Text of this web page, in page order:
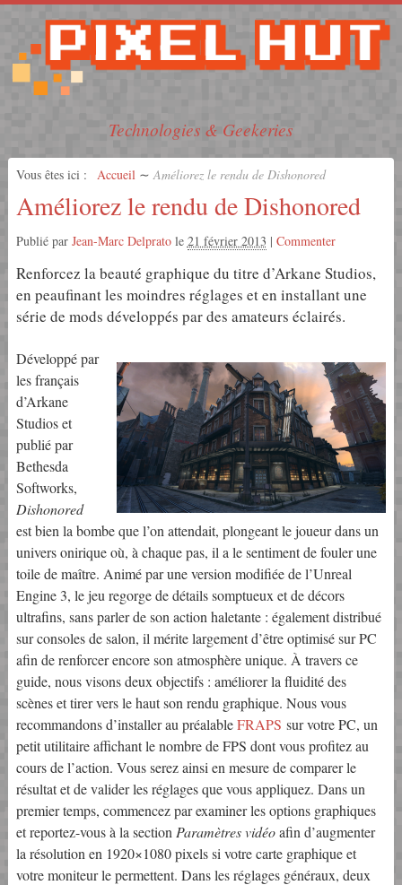
Technologies & Geekeries
Vous êtes ici : Accueil ∼ Améliorez le rendu de Dishonored
Améliorez le rendu de Dishonored
Publié par Jean-Marc Delpratole 21 février 2013 | Commenter
Renforcez la beauté graphique du titre d’Arkane Studios,
en peaufinant les moindres réglages et en installant une
série de mods développés par des amateurs éclairés.
Développé par
les français
d’Arkane
Studios et
publié par
Bethesda
Softworks,
Dishonored
est bien la bombe que l’on attendait, plongeant le joueur dans un
univers onirique où, à chaque pas, il a le sentiment de fouler une
toile de maître. Animé par une version modifiée de l’Unreal
Engine 3, le jeu regorge de détails somptueux et de décors
ultrafins, sans parler de son action haletante : également distribué
sur consoles de salon, il mérite largement d’être optimisé sur PC
afin de renforcer encore son atmosphère unique. À travers ce
guide, nous visons deux objectifs : améliorer la fluidité des
scènes et tirer vers le haut son rendu graphique. Nous vous
recommandons d’installer au préalableFRAPS sur votre PC, un
petit utilitaire affichant le nombre de FPS dont vous profitez au
cours de l’action. Vous serez ainsi en mesure de comparer le
résultat et de valider les réglages que vous appliquez. Dans un
premier temps, commencez par examiner les options graphiques
et reportez-vous à la section Paramètres vidéoafin d’augmenter
la résolution en 1920×1080 pixels si votre carte graphique et
votre moniteur le permettent. Dans les réglages généraux, deux